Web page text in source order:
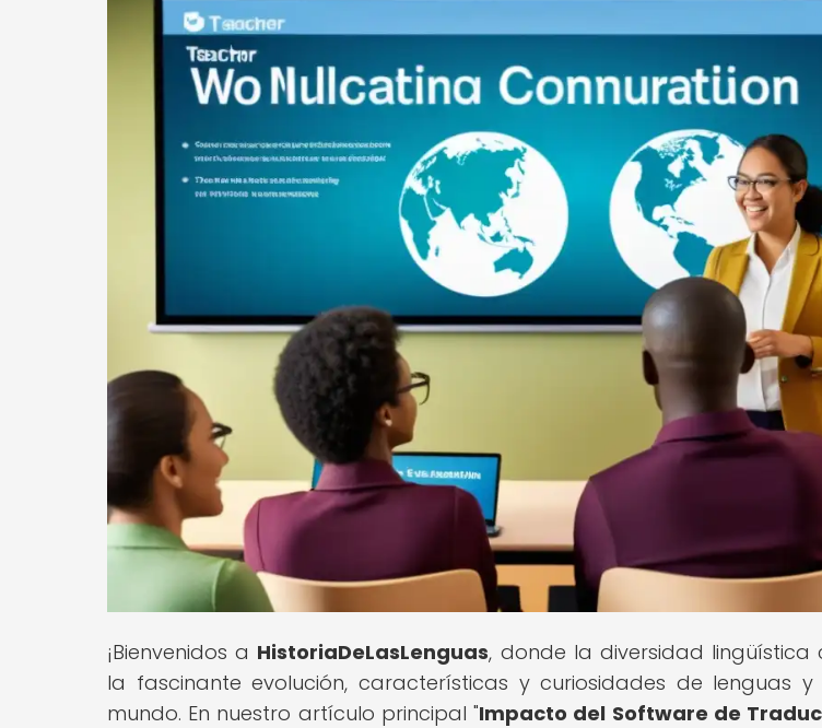
¡Bienvenidos a HistoriaDeLasLenguas, donde la diversidad lingüística
la fascinante evolución, características y curiosidades de lenguas
mundo. En nuestro artículo principal "Impacto del Software de